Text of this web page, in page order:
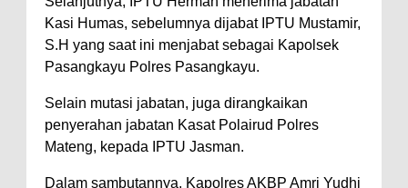
Kasi Humas, sebelumnya dijabat IPTU Mustamir,
S.H yang saat ini menjabat sebagai Kapolsek
Pasangkayu Polres Pasangkayu.
Selain mutasi jabatan, juga dirangkaikan
penyerahan jabatan Kasat Polairud Polres
Mateng, kepada IPTU Jasman.
Dalam sambutannya, Kapolres AKBP Amri Yudhi